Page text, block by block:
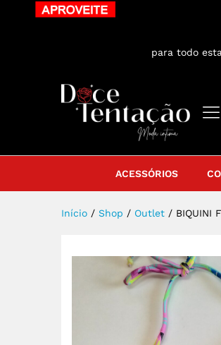
para todo
ACESSÓRIOS
Início / Shop / Outlet / BIQUINI
Sobre o produto